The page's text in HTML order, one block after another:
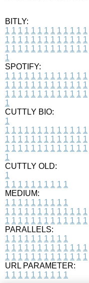
BITLY:
1 1 1 1 1 1 1 1 1 1 1 1 1
1 1 1 1 1 1 1 1 1 1 1 1 1
1 1 1 1 1 1 1 1 1 1 1 1 1
1
SPOTIFY:
1 1 1 1 1 1 1 1 1 1 1 1 1
1 1 1 1 1 1 1 1 1 1 1 1 1
1 1 1 1 1 1 1 1 1 1 1 1 1
1
CUTTLY BIO:
1
1 1 1 1 1 1 1 1 1 1 1 1 1
1 1 1 1 1 1 1 1 1 1 1 1 1
1 1 1 1 1 1 1 1 1 1 1 1 1
1
CUTTLY OLD:
1
1 1 1 1 1 1 1 1 1 1
MEDIUM:
1 1 1 1 1 1 1 1 1 1
1 1 1 1 1 1 1 1 1 1 1 1 1
1 1 1 1 1 1 1 1 1 1 1 1 1
PARALLELS:
1 1 1 1 1 1 1 1 1 1
1 1 1 1 1 1 1 1 1 1 1 1 1
1 1 1 1 1 1 1 1 1 1 1 1 1
URL PARAMETER:
1 1 1 1 1 1 1 1 1 1